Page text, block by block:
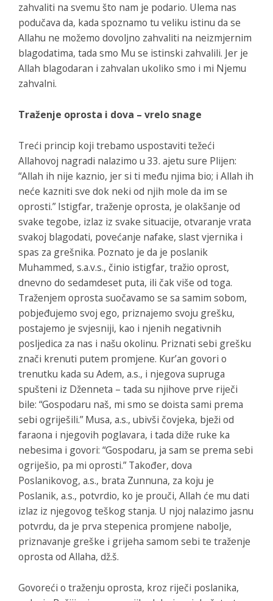
zahvaliti na svemu što nam je podario. Ulema nas
podučava da, kada spoznamo tu veliku istinu da se
Allahu ne možemo dovoljno zahvaliti na neizmjernim
blagodatima, tada smo Mu se istinski zahvalili. Jer je
Allah blagodaran i zahvalan ukoliko smo i mi Njemu
zahvalni.
Traženje oprosta i dova – vrelo snage
Treći princip koji trebamo uspostaviti težeći
Allahovoj nagradi nalazimo u 33. ajetu sure Plijen:
“Allah ih nije kaznio, jer si ti među njima bio; i Allah ih
neće kazniti sve dok neki od njih mole da im se
oprosti.” Istigfar, traženje oprosta, je olakšanje od
svake tegobe, izlaz iz svake situacije, otvaranje vrata
svakoj blagodati, povećanje nafake, slast vjernika i
spas za grešnika. Poznato je da je poslanik
Muhammed, s.a.v.s., činio istigfar, tražio oprost,
dnevno do sedamdeset puta, ili čak više od toga.
Traženjem oprosta suočavamo se sa samim sobom,
pobjeđujemo svoj ego, priznajemo svoju grešku,
postajemo je svjesniji, kao i njenih negativnih
posljedica za nas i našu okolinu. Priznati sebi grešku
znači krenuti putem promjene. Kur’an govori o
trenutku kada su Adem, a.s., i njegova supruga
spušteni iz Dženneta – tada su njihove prve riječi
bile: “Gospodaru naš, mi smo se doista sami prema
sebi ogriješili.” Musa, a.s., ubivši čovjeka, bježi od
faraona i njegovih poglavara, i tada diže ruke ka
nebesima i govori: “Gospodaru, ja sam se prema sebi
ogriješio, pa mi oprosti.” Također, dova
Poslanikovog, a.s., brata Zunnuna, za koju je
Poslanik, a.s., potvrdio, ko je prouči, Allah će mu dati
izlaz iz njegovog teškog stanja. U njoj nalazimo jasnu
potvrdu, da je prva stepenica promjene nabolje,
priznavanje greške i grijeha samom sebi te traženje
oprosta od Allaha, dž.š.
Govoreći o traženju oprosta, kroz riječi poslanika,